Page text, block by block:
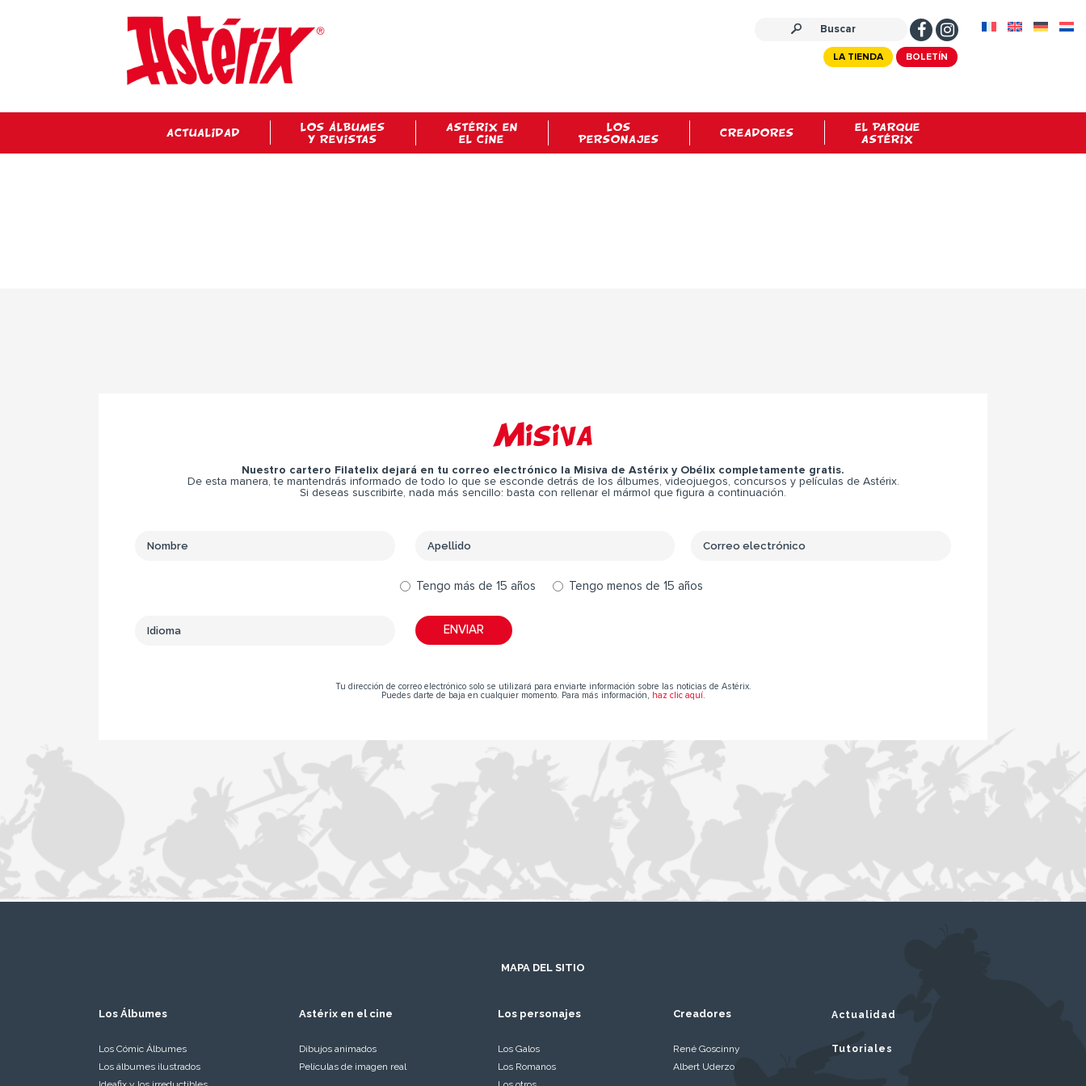
BOLETÍN
LA TIENDA
ACTUALIDAD
LOS ÁLBUMES
Y REVISTAS
ASTÉRIX EN
EL CINE
LOS
PERSONAJES
CREADORES
EL PARQUE
ASTÉRIX
Misiva
Nuestro cartero Filatelix dejará en tu correo electrónico la Misiva de Astérix y Obélix completamente gratis.
De esta manera, te mantendrás informado de todo lo que se esconde detrás de los álbumes, videojuegos, concursos y películas de Astérix.
Si deseas suscribirte, nada más sencillo: basta con rellenar el mármol que figura a continuación.
Tengo más de 15 años Tengo menos de 15 años
Tu dirección de correo electrónico solo se utilizará para enviarte información sobre las noticias de Astérix.
Puedes darte de baja en cualquier momento. Para más información,
haz clic aquí.
MAPA DEL SITIO
Los Álbumes
Los Cómic Álbumes
Los álbumes ilustrados
Astérix en el cine
Dibujos animados
Películas de imagen real
Los personajes
Los Galos
Los Romanos
Creadores
René Goscinny
Albert Uderzo
Actualidad
Tutoriales